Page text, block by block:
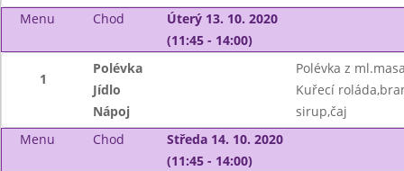
Menu
Chod
Úterý 13. 10. 2020
(11:45 - 14:00)
1
Polévka
Polévka z
Jídlo
Kuřecí
Nápoj
sirup,čaj
Menu
Chod
Středa 14. 10. 2020
(11:45 - 14:00)